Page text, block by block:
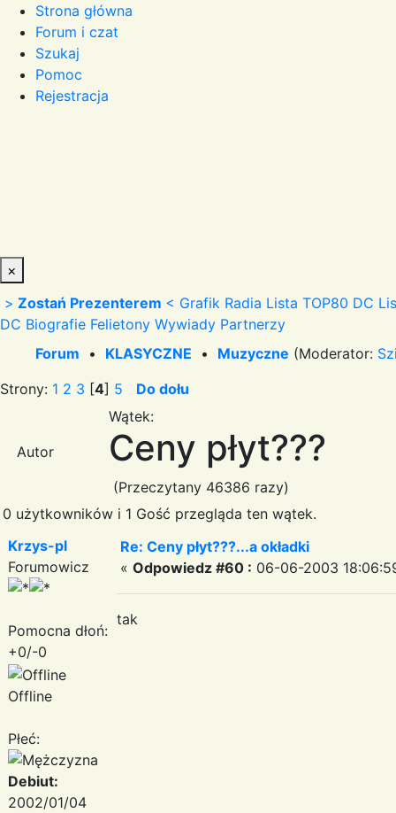
Strona główna
Forum i czat
Szukaj
Pomoc
Rejestracja
×
> Zostań Prezenterem < Grafik Radia Lista TOP80 DC
DC Biografie Felietony Wywiady Partnerzy
Forum • KLASYCZNE • Muzyczne (Moderator:
Strony: 1 2 3 [4] 5 Do dołu
Autor
Wątek:
Ceny płyt???
(Przeczytany 46386 razy)
0 użytkowników i 1 Gość przegląda ten wątek.
Krzys-pl
Forumowicz
Pomocna dłoń:
+0/-0
Offline
Płeć:
Debiut:
2002/01/04
Re: Ceny płyt???...a okładki
« Odpowiedz #60 : 06-06-2003
tak